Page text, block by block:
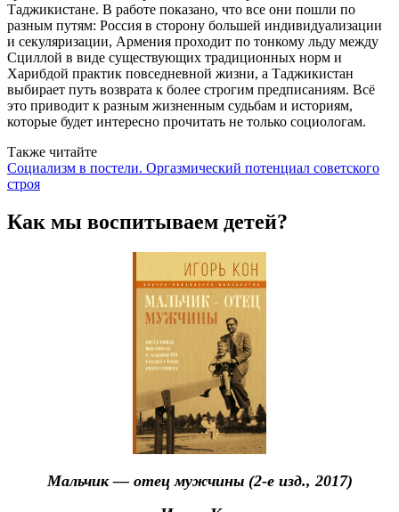
Таджикистане. В работе показано, что все они пошли по
разным путям: Россия в сторону большей индивидуализации
и секуляризации, Армения проходит по тонкому льду между
Сциллой в виде существующих традиционных норм и
Харибдой практик повседневной жизни, а Таджикистан
выбирает путь возврата к более строгим предписаниям. Всё
это приводит к разным жизненным судьбам и историям,
которые будет интересно прочитать не только социологам.
Также читайте
Социализм в постели. Оргазмический потенциал советского
строя
Как мы воспитываем детей?
Мальчик — отец мужчины (2-е изд., 2017)